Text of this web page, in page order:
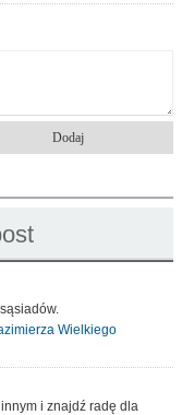
Wielkiego
i znajdź radę dla